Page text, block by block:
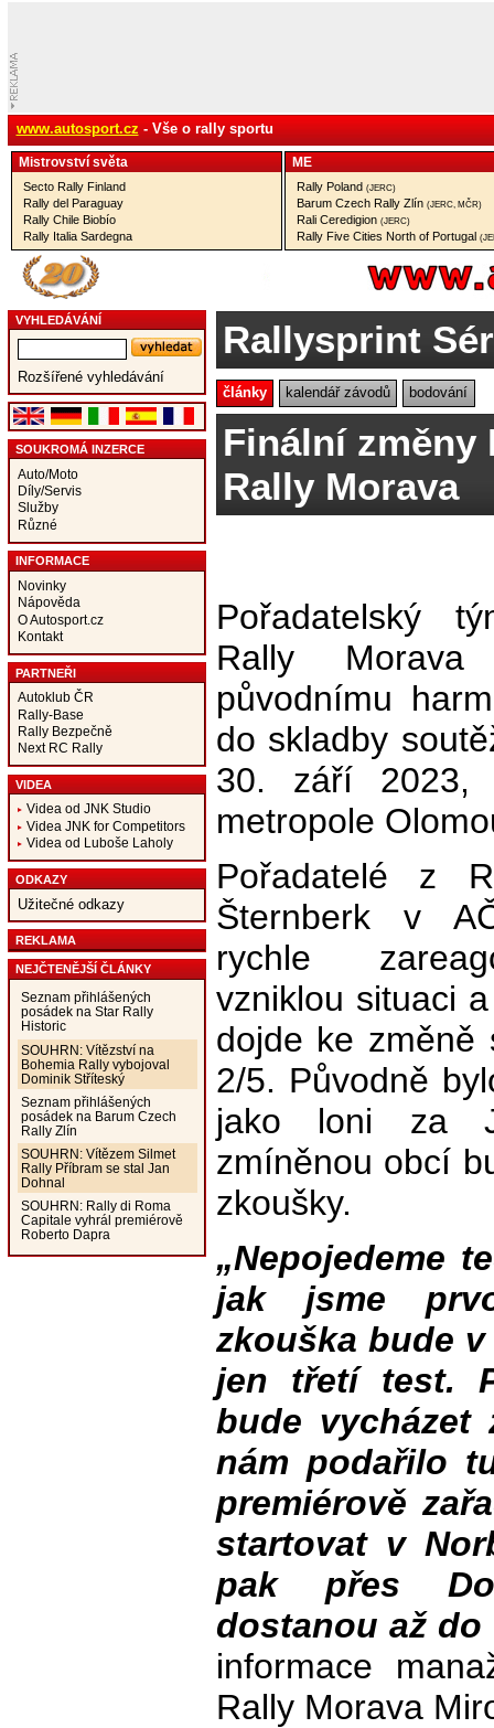
www.autosport.cz - Vše o rally sportu
Mistrovství­ světa
Secto Rally Finland
Rally del Paraguay
Rally Chile Biobío
Rally Italia Sardegna
ME
Rally Poland (JERC)
Barum Czech Rally Zlín (JERC, MČR)
Rali Ceredigion (JERC)
Rally Five Cities North of Portugal
VYHLEDÁVÁNÍ
Rozšířené vyhledávání
SOUKROMÁ INZERCE
Auto/Moto
Díly/Servis
Služby
Různé
INFORMACE
Novinky
Nápověda
O Autosport.cz
Kontakt
PARTNEŘI
Autoklub ČR
Rally-Base
Rally Bezpečně
Next RC Rally
VIDEA
Videa od JNK Studio
Videa JNK for Competitors
Videa od Luboše Laholy
ODKAZY
Užitečné odkazy
REKLAMA
NEJČTENĚJŠÍ ČLÁNKY
Seznam přihlášených
posádek na Star Rally
Historic
SOUHRN: Vítězství na
Bohemia Rally vybojoval
Dominik Stříteský
Seznam přihlášených
posádek na Barum Czech
Rally Zlín
SOUHRN: Vítězem Silmet
Rally Příbram se stal Jan
Dohnal
SOUHRN: Rally di Roma
Capitale vyhrál premiérově
Roberto Dapra
Rallysprint
články kalendář závodů bodování
Finální změny
Rally Morava
Pořadatelský
Rally
původnímu
do skladby
30. září 2023,
metropole
Pořadatelé z
Šternberk v
rychle
vzniklou situaci
dojde ke změně
2/5. Původně
jako loni za
zmíněnou obcí
zkoušky.
„Nepojedeme
jak jsme
zkouška bude
jen třetí test.
bude vycházet
nám podařilo
premiérově
startovat v
pak přes
dostanou až do
informace
Rally Morava